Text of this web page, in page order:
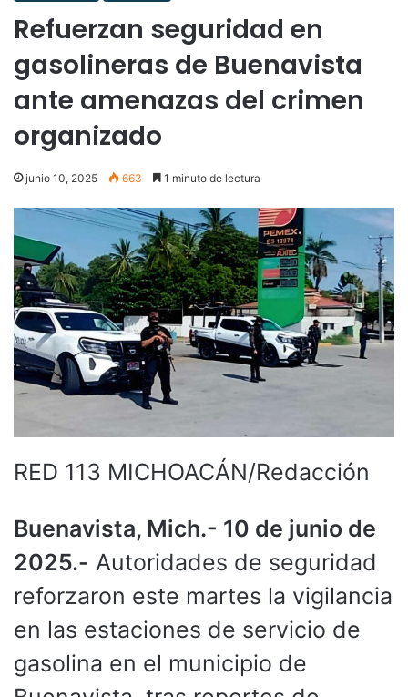
Refuerzan seguridad en
gasolineras de Buenavista
ante amenazas del crimen
organizado
junio 10, 2025 663 1 minuto de lectura
RED 113 MICHOACÁN/Redacción
Buenavista, Mich.- 10 de junio de
2025.- Autoridades de seguridad
reforzaron este martes la vigilancia
en las estaciones de servicio de
gasolina en el municipio de